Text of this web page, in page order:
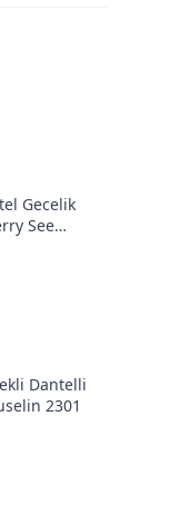
Gecelik
See
Dantelli
2301